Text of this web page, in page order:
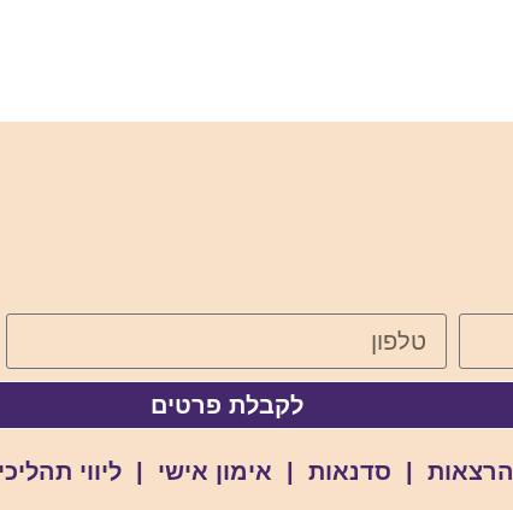
לקבלת פרטים
הרצאות | סדנאות | אימון אישי | ליווי תהליכי